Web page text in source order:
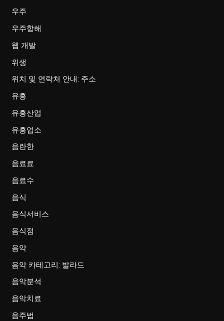
우주
우주항해
웹 개발
위생
위치 및 연락처 안내: 주소
유흥
유흥산업
유흥업소
음란한
음료료
음료수
음식
음식서비스
음식점
음악
음악 카테고리: 발라드
음악분석
음악치료
음주법